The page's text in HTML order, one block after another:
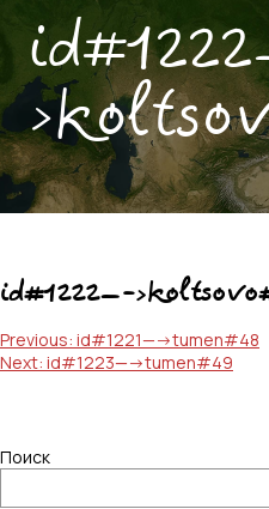
id#1222—-
Навигация
по
Previous: id#1221—->tumen#48
Next: id#1223—->tumen#49
Поиск